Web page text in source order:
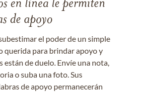
en línea le permiten
de apoyo
el poder de un simple
querida para brindar apoyo y
están de duelo. Envíe una nota,
o suba una foto. Sus
de apoyo permanecerán